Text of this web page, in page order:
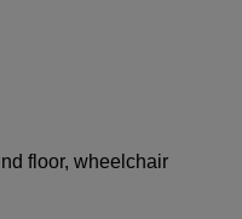
floor, wheelchair